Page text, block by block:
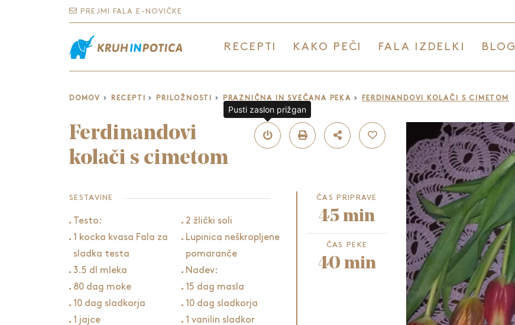
PREJMI FALA E-NOVIČKE
RECEPTI KAKO PEČI FALA IZDELKI BLOG
DOMOV RECEPTI PRILOŽNOSTI PRAZNIČNA IN SVEČANA PEKA FERDINANDOVI KOLAČI S CIMETOM
Ferdinandovi
kolači s cimetom
SESTAVINE
Testo:
1 kocka kvasa Fala za
sladka testa
3.5 dl mleka
80 dag moke
10 dag sladkorja
1 jajce
2 žlički soli
Lupinica neškropljene
pomaranče
Nadev:
15 dag masla
10 dag sladkorja
1 vanilin sladkor
ČAS PRIPRAVE
45 min
ČAS PEKE
40 min
Pusti zaslon prižgan